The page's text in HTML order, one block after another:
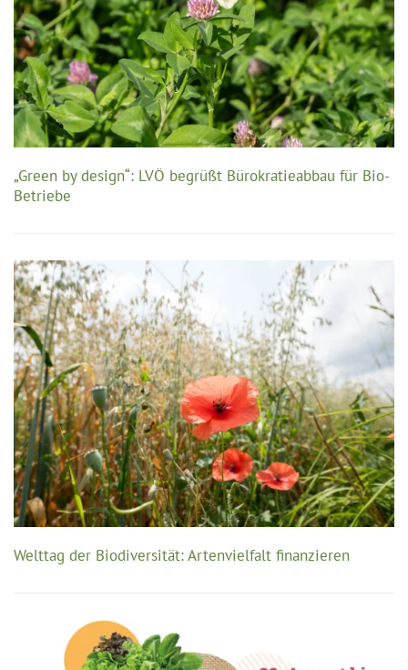
„Green by design“: LVÖ begrüßt Bürokratieabbau für Bio-
Betriebe
Welttag der Biodiversität: Artenvielfalt finanzieren